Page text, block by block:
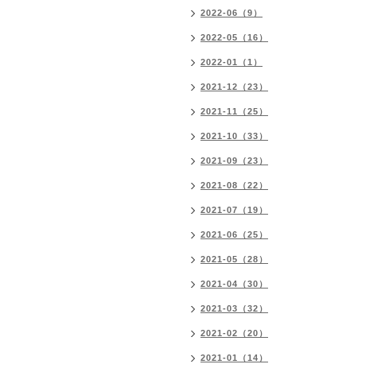
2022-06（9）
2022-05（16）
2022-01（1）
2021-12（23）
2021-11（25）
2021-10（33）
2021-09（23）
2021-08（22）
2021-07（19）
2021-06（25）
2021-05（28）
2021-04（30）
2021-03（32）
2021-02（20）
2021-01（14）